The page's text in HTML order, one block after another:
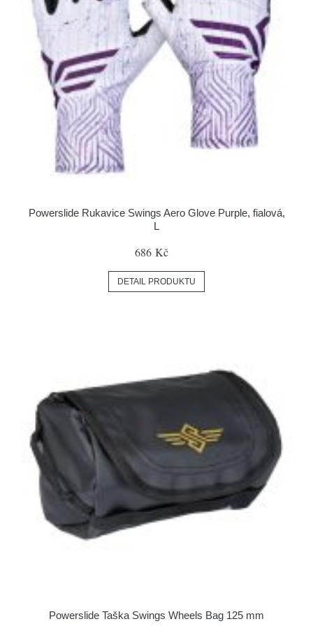
Powerslide Rukavice Swings Aero Glove Purple, fialová,
L
686 Kč
DETAIL PRODUKTU
Powerslide Taška Swings Wheels Bag 125 mm